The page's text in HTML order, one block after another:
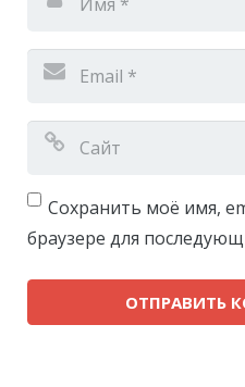
Сохранить моё имя,
браузере для